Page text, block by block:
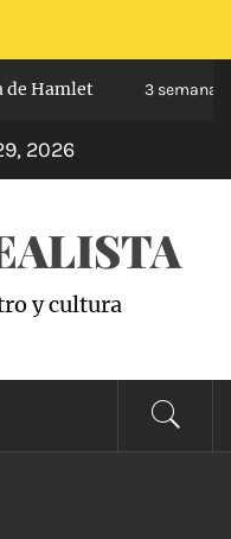
Hamlet 3 semanas
2026
y cultura